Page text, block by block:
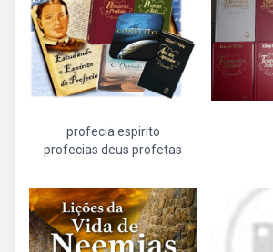
profecia espirito
profecias deus profetas